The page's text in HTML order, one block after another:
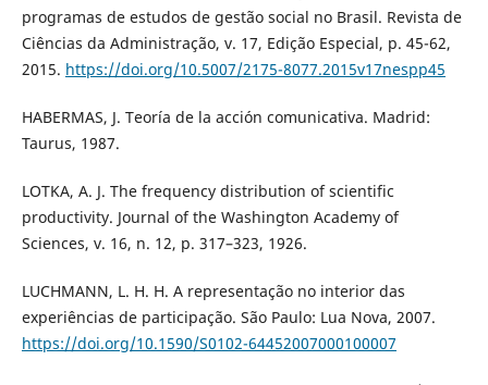
programas de estudos de gestão social no Brasil. Revista de
Ciências da Administração, v. 17, Edição Especial, p. 45-62,
2015. https://doi.org/10.5007/2175-8077.2015v17nespp45
HABERMAS, J. Teoría de la acción comunicativa. Madrid:
Taurus, 1987.
LOTKA, A. J. The frequency distribution of scientific
productivity. Journal of the Washington Academy of
Sciences, v. 16, n. 12, p. 317–323, 1926.
LUCHMANN, L. H. H. A representação no interior das
experiências de participação. São Paulo: Lua Nova, 2007.
https://doi.org/10.1590/S0102-64452007000100007